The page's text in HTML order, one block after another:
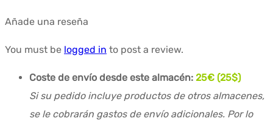
Añade una reseña
You must be logged in to post a review.
Coste de envío desde este almacén: 25€ (25$)
Si su pedido incluye productos de otros almacenes,
se le cobrarán gastos de envío adicionales. Por lo